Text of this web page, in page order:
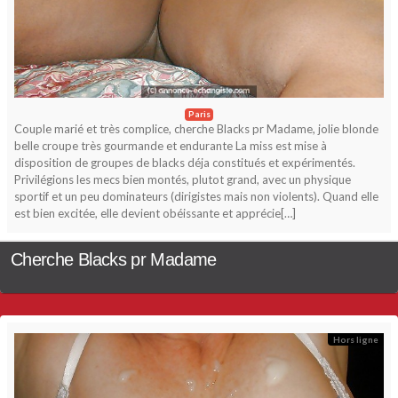
Paris
Couple marié et très complice, cherche Blacks pr Madame, jolie blonde
belle croupe très gourmande et endurante La miss est mise à
disposition de groupes de blacks déja constitués et expérimentés.
Privilégions les mecs bien montés, plutot grand, avec un physique
sportif et un peu dominateurs (dirigistes mais non violents). Quand elle
est bien excitée, elle devient obéissante et apprécie[…]
Cherche Blacks pr Madame
Hors ligne